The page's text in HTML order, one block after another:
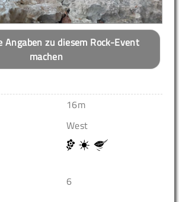
Angaben zu diesem Rock-Event
machen
16m
West
6